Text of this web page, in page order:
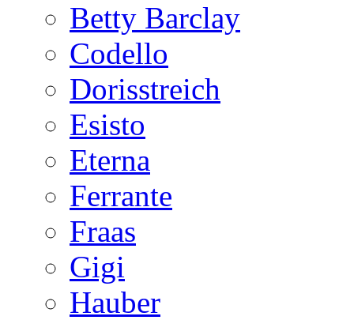
Betty Barclay
Codello
Dorisstreich
Esisto
Eterna
Ferrante
Fraas
Gigi
Hauber